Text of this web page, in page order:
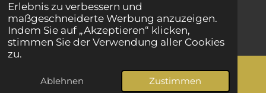
Erlebnis zu verbessern und
maßgeschneiderte Werbung anzuzeigen.
Indem Sie auf „Akzeptieren“ klicken,
stimmen Sie der Verwendung aller Cookies
zu.
Ablehnen Zustimmen
© 2025 - 2026 bestepartnersuche.net